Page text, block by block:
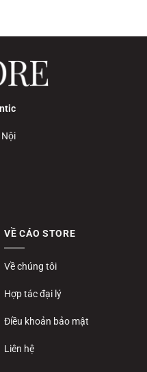
VỀ CÁO STORE
Về chúng tôi
Hợp tác đại lý
Điều khoản bảo mật
Liên hệ